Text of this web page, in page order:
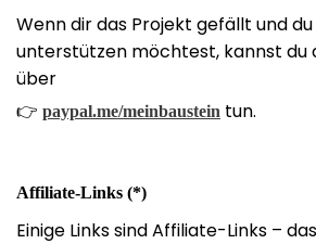
Wenn dir das Projekt gefällt und
unterstützen möchtest, kannst du
über
👉 paypal.me/meinbaustein tun.
Affiliate-Links (*)
Einige Links sind Affiliate-Links –